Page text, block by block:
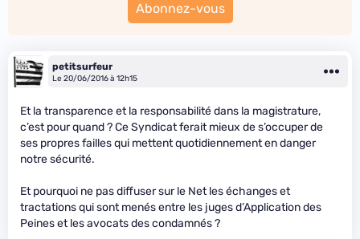
Abonnez-vous
petitsurfeur
Le 20/06/2016 à 12h15
Et la transparence et la responsabilité dans la magistrature,
c’est pour quand ? Ce Syndicat ferait mieux de s’occuper de
ses propres failles qui mettent quotidiennement en danger
notre sécurité.
Et pourquoi ne pas diffuser sur le Net les échanges et
tractations qui sont menés entre les juges d’Application des
Peines et les avocats des condamnés ?